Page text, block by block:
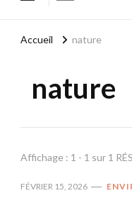
Accueil nature
nature
Affichage : 1 - 1 sur 1
FÉVRIER 15, 2026